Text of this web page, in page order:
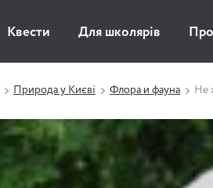
Квести Для школярів
Природа у Києві Флора и фауна Не